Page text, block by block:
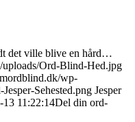
det ville blive en hård…
Ord-Blind-Hed.jpg
wp-
Sehested.png Jesper
13 11:22:14Del din ord-